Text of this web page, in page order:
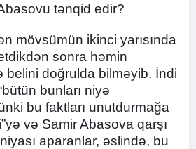
tənqid edir?
mövsümün ikinci yarısında
etdikdən sonra həmin
belini doğrulda bilməyib. İndi
bunları niyə
bu faktları unutdurmağa
və Samir Abasova qarşı
aparanlar, əslində, bu